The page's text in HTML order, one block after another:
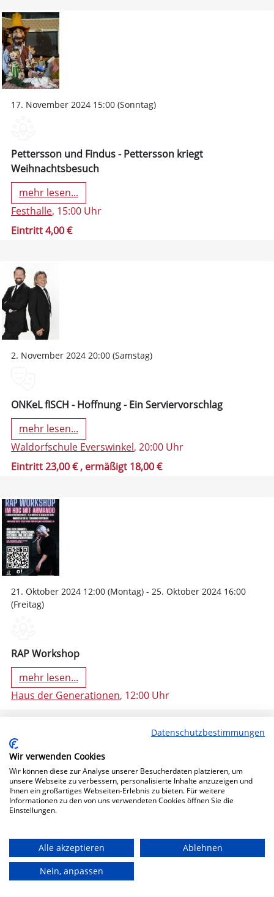
17. November 2024 15:00 (Sonntag)
Pettersson und Findus - Pettersson kriegt
Weihnachtsbesuch
mehr lesen...
Festhalle, 15:00 Uhr
Eintritt 4,00 €
2. November 2024 20:00 (Samstag)
ONKeL fISCH - Hoffnung - Ein Serviervorschlag
mehr lesen...
Waldorfschule Everswinkel, 20:00 Uhr
Eintritt 23,00 €, ermäßigt 18,00 €
21. Oktober 2024 12:00 (Montag) - 25. Oktober 2024 16:00
(Freitag)
RAP Workshop
mehr lesen...
Haus der Generationen, 12:00 Uhr
Bühne Frei!
Datenschutzbestimmungen
Wir verwenden Cookies
Wir können diese zur Analyse unserer Besucherdaten platzieren, um
unsere Webseite zu verbessern, personalisierte Inhalte anzuzeigen und
Ihnen ein großartiges Webseiten-Erlebnis zu bieten. Für weitere
Informationen zu den von uns verwendeten Cookies öffnen Sie die
Einstellungen.
Alle akzeptieren
Ablehnen
Nein, anpassen